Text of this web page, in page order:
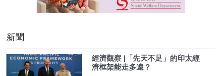
新聞
經濟觀察 |「先天不足」的印太經
濟框架能走多遠？